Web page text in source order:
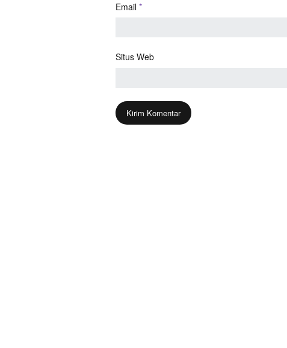
Email *
Situs Web